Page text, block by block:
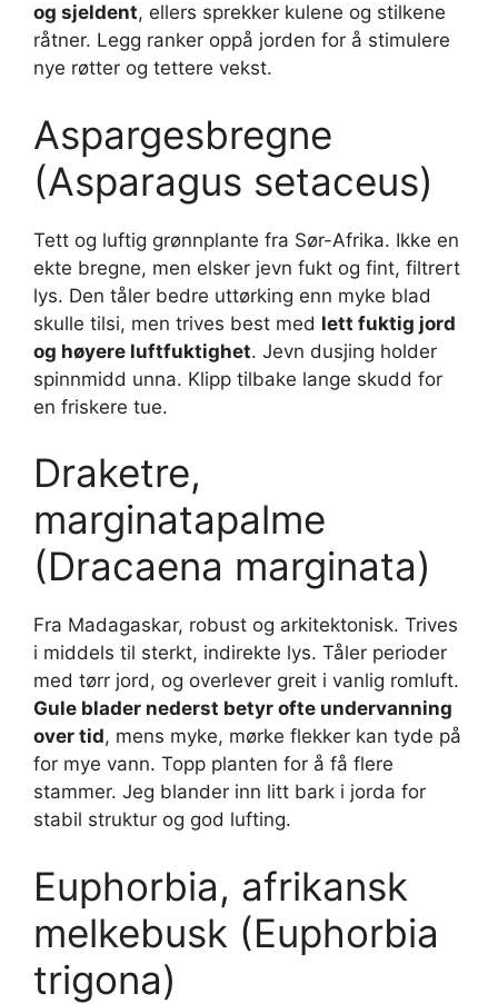
og sjeldent, ellers sprekker kulene og stilkene
råtner. Legg ranker oppå jorden for å stimulere
nye røtter og tettere vekst.
Aspargesbregne
(Asparagus setaceus)
Tett og luftig grønnplante fra Sør-Afrika. Ikke en
ekte bregne, men elsker jevn fukt og fint, filtrert
lys. Den tåler bedre uttørking enn myke blad
skulle tilsi, men trives best med lett fuktig jord
og høyere luftfuktighet. Jevn dusjing holder
spinnmidd unna. Klipp tilbake lange skudd for
en friskere tue.
Draketre,
marginatapalme
(Dracaena marginata)
Fra Madagaskar, robust og arkitektonisk. Trives
i middels til sterkt, indirekte lys. Tåler perioder
med tørr jord, og overlever greit i vanlig romluft.
Gule blader nederst betyr ofte undervanning
over tid, mens myke, mørke flekker kan tyde på
for mye vann. Topp planten for å få flere
stammer. Jeg blander inn litt bark i jorda for
stabil struktur og god lufting.
Euphorbia, afrikansk
melkebusk (Euphorbia
trigona)